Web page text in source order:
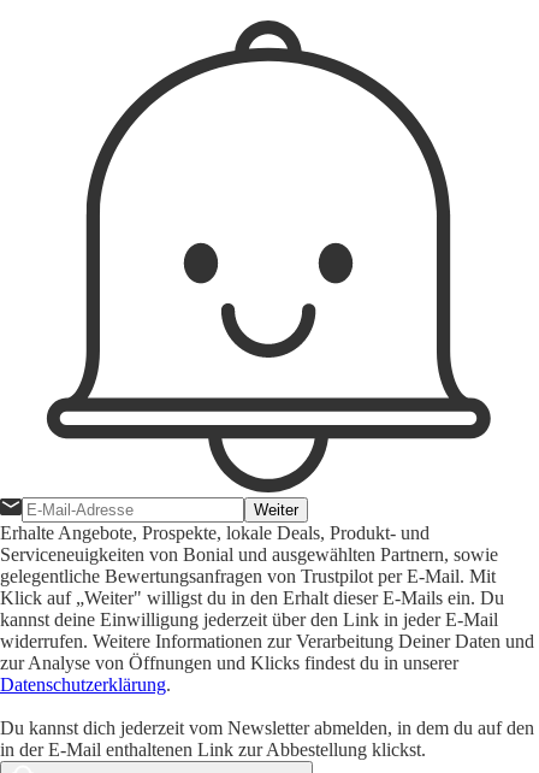
Weiter
Erhalte Angebote, Prospekte, lokale Deals, Produkt- und
Serviceneuigkeiten von Bonial und ausgewählten Partnern, sowie
gelegentliche Bewertungsanfragen von Trustpilot per E-Mail. Mit
Klick auf „Weiter" willigst du in den Erhalt dieser E-Mails ein. Du
kannst deine Einwilligung jederzeit über den Link in jeder E-Mail
widerrufen. Weitere Informationen zur Verarbeitung Deiner Daten und
zur Analyse von Öffnungen und Klicks findest du in unserer
Datenschutzerklärung.
Du kannst dich jederzeit vom Newsletter abmelden, in dem du auf den
in der E-Mail enthaltenen Link zur Abbestellung klickst.